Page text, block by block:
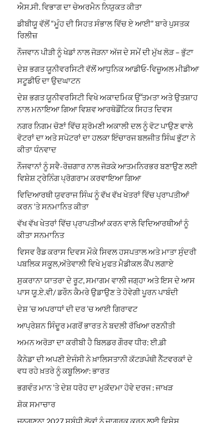
ਐਸ.ਸੀ. ਵਿਭਾਗ ਦਾ ਚੇਅਰਮੈਨ ਨਿਯੁਕਤ ਕੀਤਾ
ਡੀਬੀਯੂ ਵੱਲੋਂ “ਮੂੰਹ ਦੀ ਸਿਹਤ ਸੰਭਾਲ ਵਿੱਚ ਏ ਆਈ” ਬਾਰੇ ਪੁਸਤਕ
ਰਿਲੀਜ਼
ਨੌਜਵਾਨ ਪੀੜੀ ਨੂੰ ਖੇਡਾਂ ਨਾਲ ਜੋੜਨਾ ਅੱਜ ਦੇ ਸਮੇਂ ਦੀ ਮੁੱਖ ਲੋੜ – ਭੁੱਟਾ
ਦੇਸ਼ ਭਗਤ ਯੂਨੀਵਰਸਿਟੀ ਵੱਲੋਂ ਆਧੁਨਿਕ ਆਡੀਓ-ਵਿਜ਼ੂਅਲ ਮੀਡੀਆ
ਸਟੂਡੀਓ ਦਾ ਉਦਘਾਟਨ
ਦੇਸ਼ ਭਗਤ ਯੂਨੀਵਰਸਿਟੀ ਵਿਖੇ ਅਕਾਦਮਿਕ ਉੱਤਮਤਾ ਅਤੇ ਉਤਸ਼ਾਹ
ਨਾਲ ਮਨਾਇਆ ਗਿਆ ਵਿਸ਼ਵ ਆਰਥੋਡੌਂਟਿਕ ਸਿਹਤ ਦਿਵਸ
ਨਗਰ ਨਿਗਮ ਚੋਣਾਂ ਵਿੱਚ ਸ਼੍ਰੋਮਣੀ ਅਕਾਲੀ ਦਲ ਨੂੰ ਵੋਟ ਪਾਉਣ ਵਾਲੇ
ਵੋਟਰਾਂ ਦਾ ਅਤੇ ਸਪੋਟਰਾਂ ਦਾ ਹਲਕਾ ਇੰਚਾਰਜ ਬਲਜੀਤ ਸਿੰਘ ਭੁੱਟਾ ਨੇ
ਕੀਤਾ ਧੰਨਵਾਦ
ਨੌਜਵਾਨਾਂ ਨੂੰ ਸਵੈ-ਰੋਜ਼ਗਾਰ ਨਾਲ ਜੋੜਕੇ ਆਤਮਨਿਰਭਰ ਬਣਾਉਣ ਲਈ
ਵਿਸ਼ੇਸ਼ ਟ੍ਰੇਨਿੰਗ ਪ੍ਰੋਗਰਾਮ ਕਰਵਾਇਆ ਗਿਆ
ਵਿਦਿਆਰਥੀ ਯੁਵਰਾਜ ਸਿੰਘ ਨੂੰ ਵੱਖ ਵੱਖ ਖੇਤਰਾਂ ਵਿੱਚ ਪ੍ਰਾਪਤੀਆਂ
ਕਰਨ ‘ਤੇ ਸਨਮਾਨਿਤ ਕੀਤਾ
ਵੱਖ ਵੱਖ ਖੇਤਰਾਂ ਵਿੱਚ ਪ੍ਰਾਪਤੀਆਂ ਕਰਨ ਵਾਲੇ ਵਿਦਿਆਰਥੀਆਂ ਨੂੰ
ਕੀਤਾ ਸਨਮਾਨਿਤ
ਵਿਸਵ ਰੈਡ ਕਰਾਸ ਦਿਵਸ ਮੌਕੇ ਸਿਵਲ ਹਸਪਤਾਲ ਅਤੇ ਮਾਤਾ ਸੁੰਦਰੀ
ਪਬਲਿਕ ਸਕੂਲ,ਅੱਤੇਵਾਲੀ ਵਿਖੇ ਮੁਫਤ ਮੈਡੀਕਲ ਕੈਂਪ ਲਗਾਏ
ਸੁਕਰਾਨਾ ਯਾਤਰਾ ਦੇ ਰੂਟ, ਸਮਾਗਮ ਵਾਲੀ ਜਗ੍ਹਾ ਅਤੇ ਇਸ ਦੇ ਆਸ
ਪਾਸ ਯੂ.ਏ.ਵੀ/ ਡਰੌਨ ਕੈਮਰੇ ਉਡਾਉਣ ਤੇ ਹੋਵੇਗੀ ਪੂਰਨ ਪਾਬੰਦੀ
ਦੇਸ਼ ‘ਚ ਅਪਰਾਧਾਂ ਦੀ ਦਰ ‘ਚ ਆਈ ਗਿਰਾਵਟ
ਆਪ੍ਰੇਸ਼ਨ ਸਿੰਦੂਰ ਮਗਰੋਂ ਭਾਰਤ ਨੇ ਬਦਲੀ ਰੱਖਿਆ ਰਣਨੀਤੀ
ਅਮਨ ਅਰੋੜਾ ਦਾ ਕਰੀਬੀ ਹੈ ਬਿਲਡਰ ਗੌਰਵ ਧੀਰ: ਈ.ਡੀ
ਕੈਨੇਡਾ ਦੀ ਅਪਣੀ ਏਜੰਸੀ ਨੇ ਖ਼ਾਲਿਸਤਾਨੀ ਕੱਟੜਪੰਥੀ ਨੈੱਟਵਰਕਾਂ ਦੇ
ਵਧ ਰਹੇ ਖ਼ਤਰੇ ਨੂੰ ਕਬੂਲਿਆ: ਭਾਰਤ
ਭਗਵੰਤ ਮਾਨ ‘ਤੇ ਦੇਸ਼ ਧਰੋਹ ਦਾ ਮੁਕੱਦਮਾ ਹੋਵੇ ਦਰਜ : ਜਾਖੜ
ਸ਼ੋਕ ਸਮਾਚਾਰ
ਜਨਗਣਨਾ 2027 ਸਬੰਧੀ ਲੋਕਾਂ ਨੂੰ ਜਾਗਰੂਕ ਕਰਨ ਲਈ ਵਿਸ਼ੇਸ਼